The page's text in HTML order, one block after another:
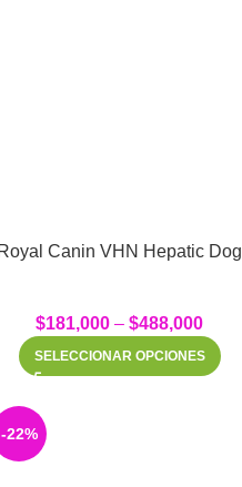
Royal Canin VHN Hepatic Dog
$181,000 –$488,000
SELECCIONAR OPCIONES
-22%